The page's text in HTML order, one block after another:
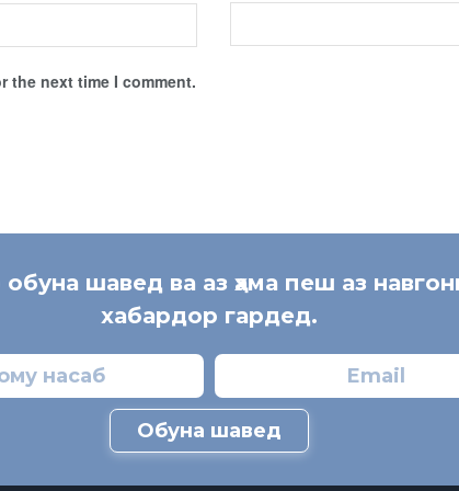
the next time I comment.
шавед ва аз ҳама пеш аз
хабардор гардед.
Обуна шавед